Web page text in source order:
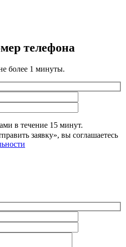
телефона
более 1 минуты.
в течение 15 минут.
заявку», вы соглашаетесь